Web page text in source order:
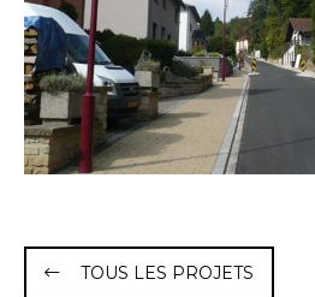
TOUS LES PROJETS